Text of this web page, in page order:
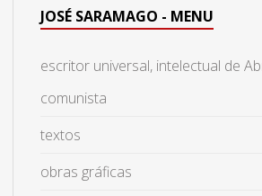
JOSÉ SARAMAGO - MENU
escritor universal, intelectual de
comunista
textos
obras gráficas